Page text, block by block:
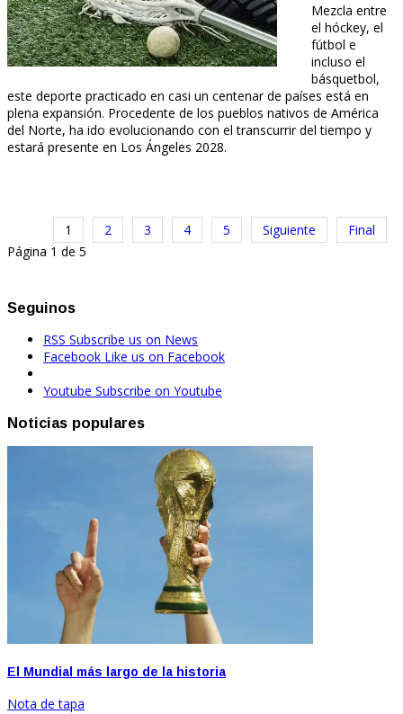
Mezcla entre
el hóckey, el
fútbol e
incluso el
básquetbol,
este deporte practicado en casi un centenar de países está en
plena expansión. Procedente de los pueblos nativos de América
del Norte, ha ido evolucionando con el transcurrir del tiempo y
estará presente en Los Ángeles 2028.
1 2 3 4 5 Siguiente
Final
Página 1 de 5
Seguinos
RSS Subscribe us on News
Facebook Like us on Facebook
Youtube Subscribe on Youtube
Noticias populares
El Mundial más largo de la historia
Nota de tapa